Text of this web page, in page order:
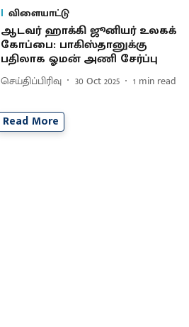
விளையாட்டு
ஆடவர் ஹாக்கி ஜூனியர் உலகக்
கோப்பை: பாகிஸ்தானுக்கு
பதிலாக ஓமன் அணி சேர்ப்பு
செய்திப்பிரிவு 30 Oct 2025 1 min read
Read More